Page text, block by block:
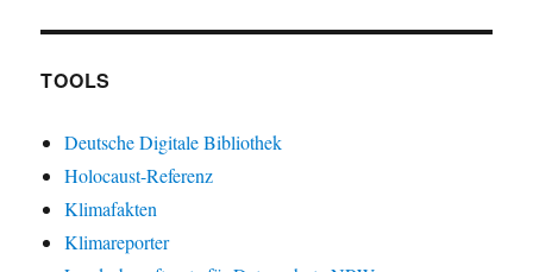
TOOLS
Deutsche Digitale Bibliothek
Holocaust-Referenz
Klimafakten
Klimareporter